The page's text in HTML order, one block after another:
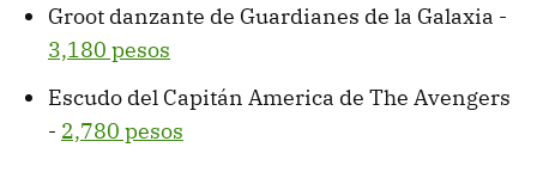
Groot danzante de Guardianes de la Galaxia -
3,180 pesos
Escudo del Capitán America de The Avengers
- 2,780 pesos